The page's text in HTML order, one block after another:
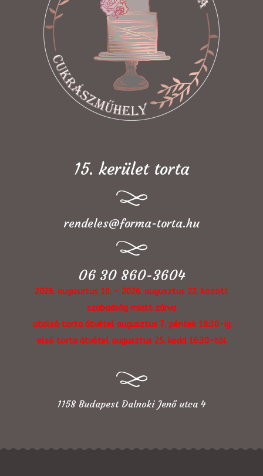
15. kerület torta
rendeles@forma-torta.hu
06 30 860-3604
2026. augusztus 10. - 2026. augusztus 22. között
szabadság miatt zárva
utolsó torta átvétel augusztus 7. péntek 18:30-ig
első torta átvétel augusztus 25. kedd 16:30-tól
1158 Budapest Dalnoki Jenő utca 4